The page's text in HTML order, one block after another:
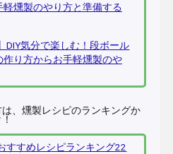
燻製のやり方と準備する
DIY気分で楽しむ！段ボール
り方からお手軽燻製のや
、燻製レシピのランキングか
すすめレシピランキング22